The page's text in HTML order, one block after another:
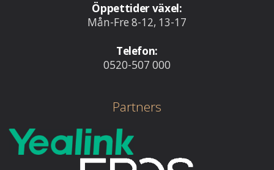
Öppettider växel:
Mån-Fre 8-12, 13-17
Telefon:
0520-507 000
Partners